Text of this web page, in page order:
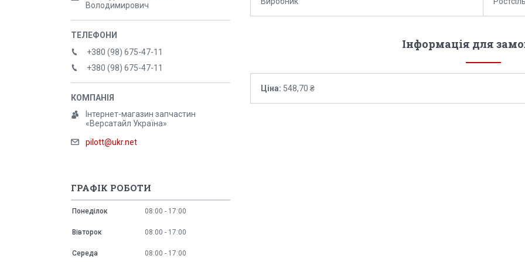
Інформація для
Ціна: 548,70 ₴
Володимирович
+380 (98) 675-47-11
+380 (98) 675-47-11
Інтернет-магазин запчастин
«Версатайл Україна»
pilott@ukr.net
ГРАФІК РОБОТИ
Понеділок 08:00 17:00
Вівторок 08:00 17:00
Середа 08:00 17:00